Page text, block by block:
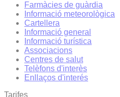
Farmàcies de guàrdia
Informació meteorològica
Cartellera
Informació general
Informació turística
Associacions
Centres de salut
Telèfons d'interès
Enllaços d'interés
Tarifes